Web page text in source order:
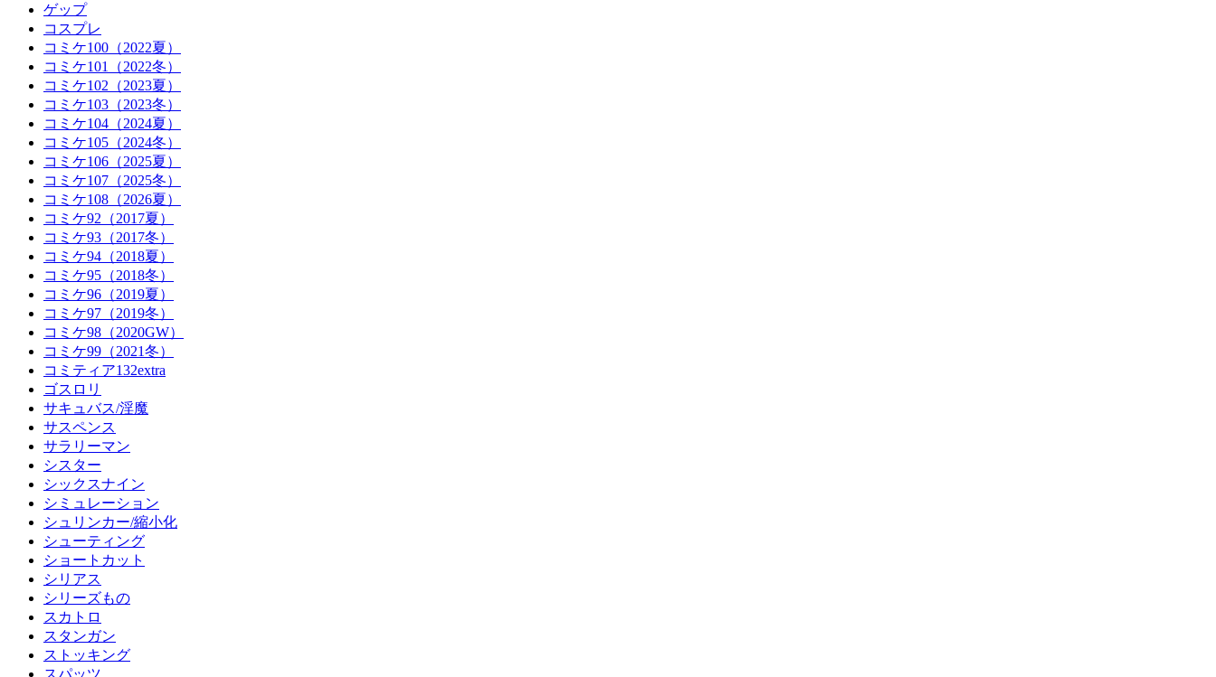
ゲップ
コスプレ
コミケ100（2022夏）
コミケ101（2022冬）
コミケ102（2023夏）
コミケ103（2023冬）
コミケ104（2024夏）
コミケ105（2024冬）
コミケ106（2025夏）
コミケ107（2025冬）
コミケ108（2026夏）
コミケ92（2017夏）
コミケ93（2017冬）
コミケ94（2018夏）
コミケ95（2018冬）
コミケ96（2019夏）
コミケ97（2019冬）
コミケ98（2020GW）
コミケ99（2021冬）
コミティア132extra
ゴスロリ
サキュバス/淫魔
サスペンス
サラリーマン
シスター
シックスナイン
シミュレーション
シュリンカー/縮小化
シューティング
ショートカット
シリアス
シリーズもの
スカトロ
スタンガン
ストッキング